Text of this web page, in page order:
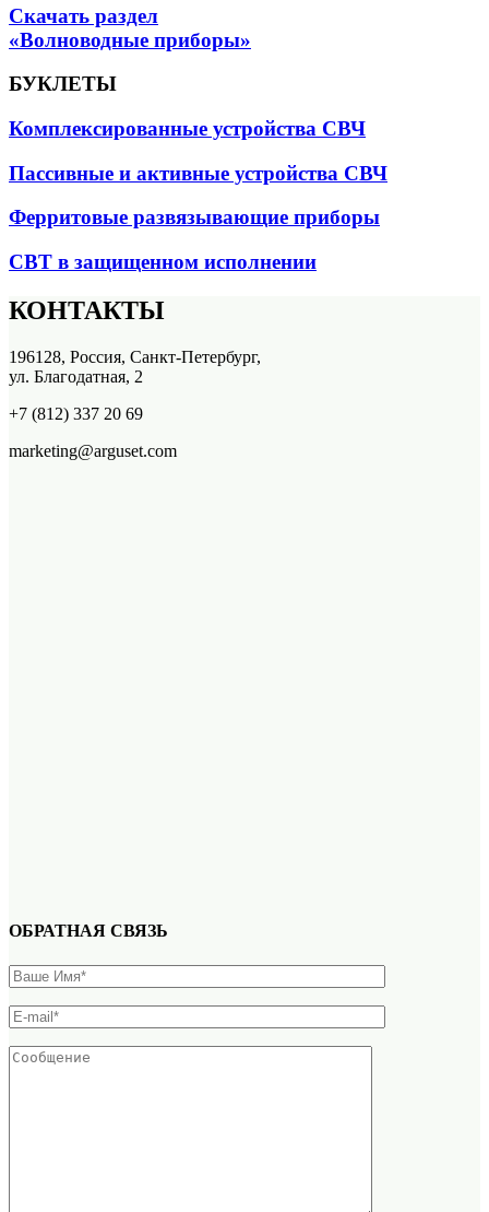
Скачать раздел
«Волноводные приборы»
БУКЛЕТЫ
Комплексированные устройства СВЧ
Пассивные и активные устройства СВЧ
Ферритовые развязывающие приборы
СВТ в защищенном исполнении
КОНТАКТЫ
196128, Россия, Санкт-Петербург,
ул. Благодатная, 2
+7 (812) 337 20 69
marketing@arguset.com
ОБРАТНАЯ СВЯЗЬ